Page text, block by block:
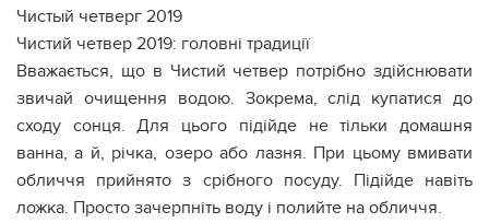
Чистый четверг 2019
Чистий четвер 2019: головні традиції
Вважається, що в Чистий четвер потрібно здійснювати
звичай очищення водою. Зокрема, слід купатися до
сходу сонця. Для цього підійде не тільки домашня
ванна, а й, річка, озеро або лазня. При цьому вмивати
обличчя прийнято з срібного посуду. Підійде навіть
ложка. Просто зачерпніть воду і полийте на обличчя.